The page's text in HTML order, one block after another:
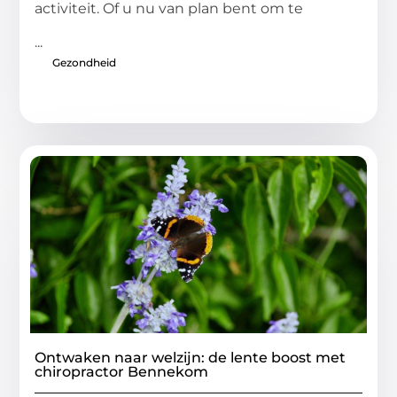
activiteit. Of u nu van plan bent om te
...
Gezondheid
Ontwaken naar welzijn: de lente boost met
chiropractor Bennekom